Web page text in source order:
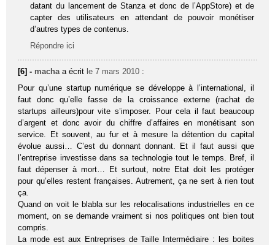
datant du lancement de Stanza et donc de l’AppStore) et de
capter des utilisateurs en attendant de pouvoir monétiser
d’autres types de contenus.
Répondre ici
[6] - macha a écrit le 7 mars 2010 :
Pour qu’une startup numérique se développe à l’international, il
faut donc qu’elle fasse de la croissance externe (rachat de
startups ailleurs)pour vite s’imposer. Pour cela il faut beaucoup
d’argent et donc avoir du chiffre d’affaires en monétisant son
service. Et souvent, au fur et à mesure la détention du capital
évolue aussi… C’est du donnant donnant. Et il faut aussi que
l’entreprise investisse dans sa technologie tout le temps. Bref, il
faut dépenser à mort… Et surtout, notre Etat doit les protéger
pour qu’elles restent françaises. Autrement, ça ne sert à rien tout
ça.
Quand on voit le blabla sur les relocalisations industrielles en ce
moment, on se demande vraiment si nos politiques ont bien tout
compris.
La mode est aux Entreprises de Taille Intermédiaire : les boites